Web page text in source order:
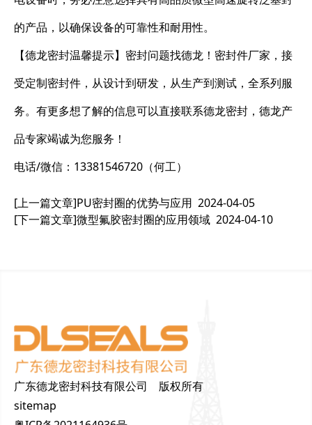
的产品，以确保设备的可靠性和耐用性。
【德龙密封温馨提示】密封问题找德龙！密封件厂家，接
受定制密封件，从设计到研发，从生产到测试，全系列服
务。有更多想了解的信息可以直接联系德龙密封，德龙产
品专家竭诚为您服务！
电话/微信：13381546720（何工）
[上一篇文章]PU密封圈的优势与应用 2024-04-05
[下一篇文章]微型氟胶密封圈的应用领域 2024-04-10
广东德龙密封科技有限公司 版权所有
sitemap